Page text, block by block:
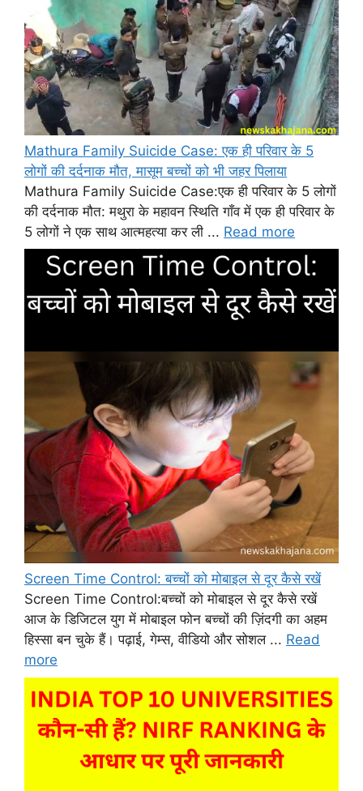
Mathura Family Suicide Case: एक ही परिवार के 5
लोगों की दर्दनाक मौत, मासूम बच्चों को भी जहर पिलाया
Mathura Family Suicide Case:एक ही परिवार के 5 लोगों
की दर्दनाक मौत: मथुरा के महावन स्थिति गाँव में एक ही परिवार के
5 लोगों ने एक साथ आत्महत्या कर ली ... Read more
Screen Time Control: बच्चों को मोबाइल से दूर कैसे रखें
Screen Time Control:बच्चों को मोबाइल से दूर कैसे रखें
आज के डिजिटल युग में मोबाइल फोन बच्चों की ज़िंदगी का अहम
हिस्सा बन चुके हैं। पढ़ाई, गेम्स, वीडियो और सोशल ... Read
more